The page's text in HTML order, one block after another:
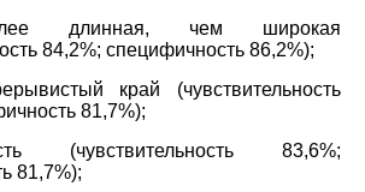
длинная, чем широкая
84,2%; специфичность 86,2%);
край (чувствительность
81,7%);
(чувствительность 83,6%;
81,7%);